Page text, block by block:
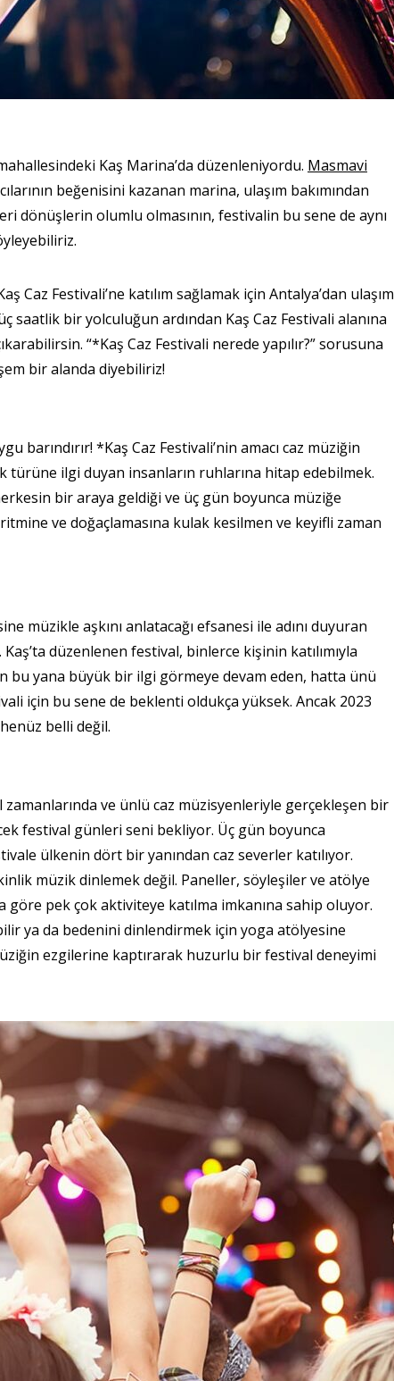
Kaş Marina’da düzenleniyordu. Masmavi
beğenisini kazanan marina, ulaşım bakımından
dönüşlerin olumlu olmasının, festivalin bu sene de aynı
Caz Festivali’ne katılım sağlamak için Antalya’dan ulaşım
bir yolculuğun ardından Kaş Caz Festivali alanına
“*Kaş Caz Festivali nerede yapılır?” sorusuna
bir alanda diyebiliriz!
barındırır! *Kaş Caz Festivali’nin amacı caz müziğin
türüne ilgi duyan insanların ruhlarına hitap edebilmek.
bir araya geldiği ve üç gün boyunca müziğe
ve doğaçlamasına kulak kesilmen ve keyifli zaman
müzikle aşkını anlatacağı efsanesi ile adını duyuran
düzenlenen festival, binlerce kişinin katılımıyla
bu yana büyük bir ilgi görmeye devam eden, hatta ünü
için bu sene de beklenti oldukça yüksek. Ancak 2023
belli değil.
zamanlarında ve ünlü caz müzisyenleriyle gerçekleşen bir
festival günleri seni bekliyor. Üç gün boyunca
ülkenin dört bir yanından caz severler katılıyor.
müzik dinlemek değil. Paneller, söyleşiler ve atölye
göre pek çok aktiviteye katılma imkanına sahip oluyor.
ya da bedenini dinlendirmek için yoga atölyesine
ezgilerine kaptırarak huzurlu bir festival deneyimi